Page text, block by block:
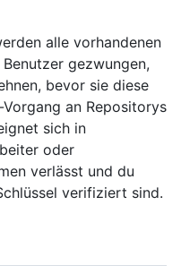
alle vorhandenen
gezwungen,
bevor sie diese
an Repositorys
sich in
oder
verlässt und du
verifiziert sind.